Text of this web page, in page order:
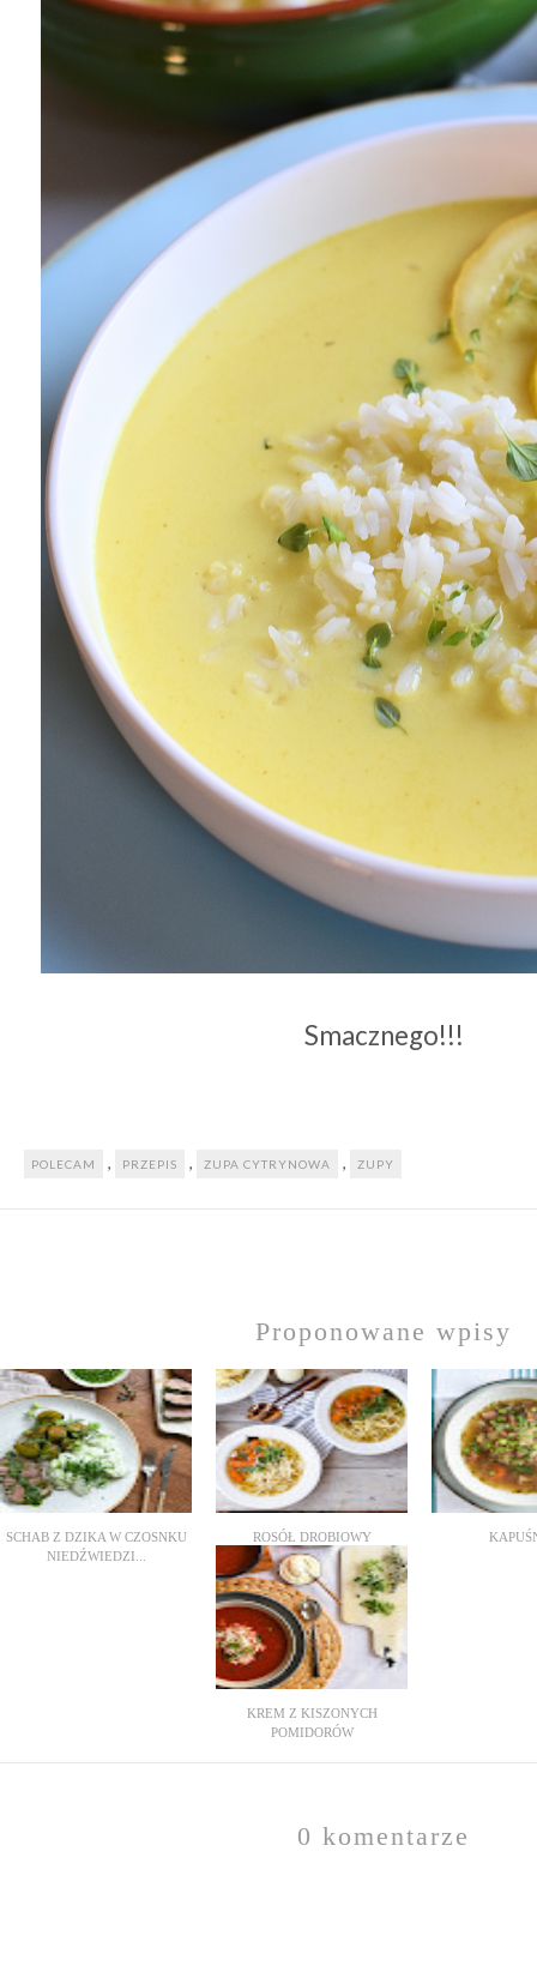
Smacznego!!!
POLECAM , PRZEPIS , ZUPA CYTRYNOWA , ZUPY
Proponowane wpisy
SCHAB Z DZIKA W CZOSNKU
NIEDŹWIEDZI...
ROSÓŁ DROBIOWY
KREM Z KISZONYCH
POMIDORÓW
0 komentarze